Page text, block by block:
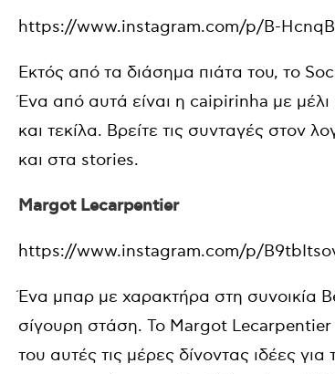
https://www.instagram.com/p/B-
Εκτός από τα διάσημα πιάτα του, το
Ένα από αυτά είναι η caipirinha με
και τεκίλα. Βρείτε τις συνταγές στον
και στα stories.
Margot Lecarpentier
https://www.instagram.com/p/
Ένα μπαρ με χαρακτήρα στη συνοικία
σίγουρη στάση. Το Margot Lecarpentier
του αυτές τις μέρες δίνοντας ιδέες